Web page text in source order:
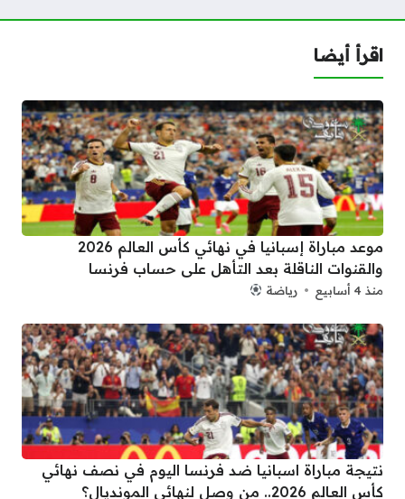
اقرأ أيضا
موعد مباراة إسبانيا في نهائي كأس العالم 2026
والقنوات الناقلة بعد التأهل على حساب فرنسا
منذ 4 أسابيع رياضة
نتيجة مباراة اسبانيا ضد فرنسا اليوم في نصف نهائي
كأس العالم 2026.. من وصل لنهائي المونديال؟